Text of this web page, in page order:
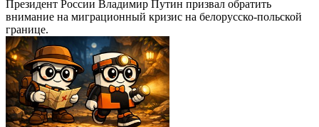
Президент России Владимир Путин призвал обратить
внимание на миграционный кризис на белорусско-польской
границе.